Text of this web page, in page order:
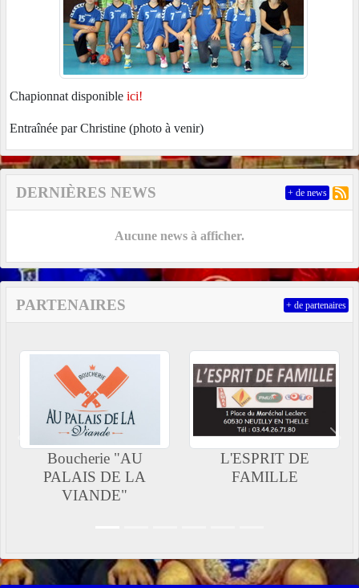
Chapionnat disponible ici!
Entraînée par Christine (photo à venir)
DERNIÈRES NEWS
Aucune news à afficher.
+ de news
PARTENAIRES
Boucherie "AU
PALAIS DE LA
VIANDE"
L'ESPRIT DE
FAMILLE
Précedent
+ de partenaires